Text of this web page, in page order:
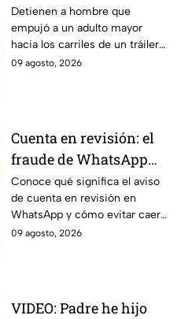
agresor del adulto
mayor arrojado a un
tráiler en Monterrey
Detienen a hombre que
empujó a un adulto mayor
hacia los carriles de un tráiler
en Monterrey. Conoce los
09 agosto, 2026
Cuenta en revisión: el
fraude de WhatsApp
que pone en alerta a
autoridades de Jalisco;
así funciona
Conoce qué significa el aviso
de cuenta en revisión en
WhatsApp y cómo evitar caer
en estafas tras la alerta emitida
09 agosto, 2026
VIDEO: Padre he hijo